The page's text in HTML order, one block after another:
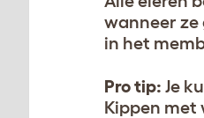
wanneer
in het
Pro tip: Je
Kippen met